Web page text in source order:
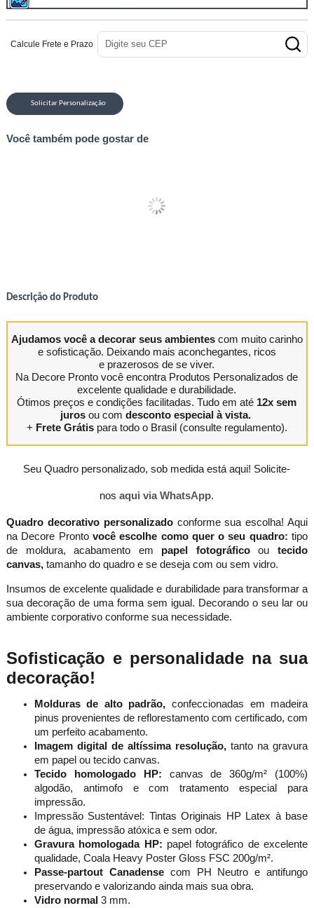
Calcule Frete e Prazo
Solicitar Personalização
Você também pode gostar de
Descrição do Produto
Ajudamos você a decorar seus ambientescom muito carinho
e sofisticação. Deixando mais aconchegantes, ricos
e prazerosos de se viver.
Na Decore Pronto você encontra Produtos Personalizados de
excelente qualidade e durabilidade.
Ótimos preços e condições facilitadas. Tudo em até 12x sem
jurosou com desconto especial à vista.
+ Frete Grátispara todo o Brasil (consulte regulamento).
Seu Quadro personalizado, sob medida está aqui! Solicite-
nosaqui via WhatsApp.
Quadro decorativo personalizadoconforme sua escolha! Aqui
na Decore Pronto você escolhe como quer o seu quadro: tipo
de moldura, acabamento em papel fotográficooutecido
canvas,tamanho do quadro e se deseja com ou sem vidro.
Insumos de excelente qualidade e durabilidade para transformar a
sua decoração de uma forma sem igual. Decorando o seu lar ou
ambiente corporativo conforme sua necessidade.
Sofisticação e personalidade na sua
decoração!
Molduras de alto padrão, confeccionadas em madeira
pinus provenientes de reflorestamento com certificado, com
um perfeito acabamento.
Imagem digital de altíssima resolução, tanto na gravura
em papel ou tecido canvas.
Tecido homologado HP: canvas de 360g/m² (100%)
algodão, antimofo e com tratamento especial para
impressão.
Impressão Sustentável: Tintas Originais HP Latex à base
de água, impressão atóxica e sem odor.
Gravura homologada HP: papel fotográfico de excelente
qualidade, Coala Heavy Poster Gloss FSC 200g/m².
Passe-partout Canadense com PH Neutro e antifungo
preservando e valorizando ainda mais sua obra.
Vidro normal 3 mm.